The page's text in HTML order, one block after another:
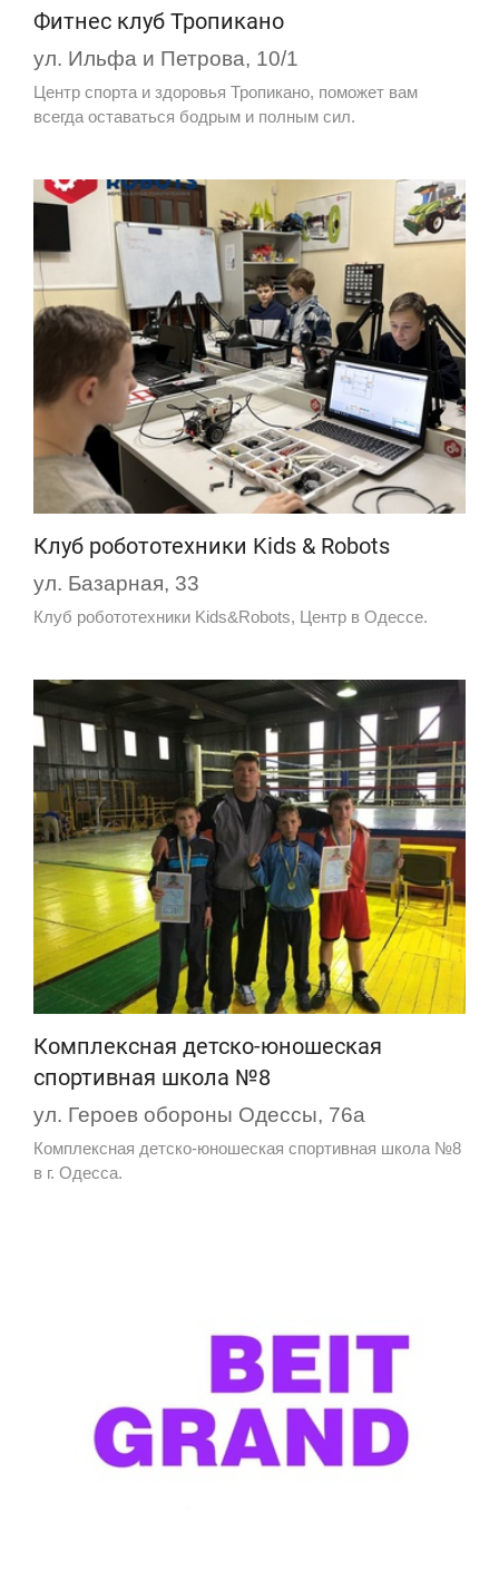
Фитнес клуб Тропикано
ул. Ильфа и Петрова, 10/1
Центр спорта и здоровья Тропикано, поможет вам
всегда оставаться бодрым и полным сил.
Клуб робототехники Kids & Robots
ул. Базарная, 33
Клуб робототехники Kids&Robots, Центр в Одессе.
Комплексная детско-юношеская
спортивная школа №8
ул. Героев обороны Одессы, 76а
Комплексная детско-юношеская спортивная школа №8
в г. Одесса.